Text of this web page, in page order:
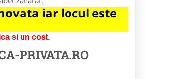
iar locul este
si un cost.
PRIVATA.RO